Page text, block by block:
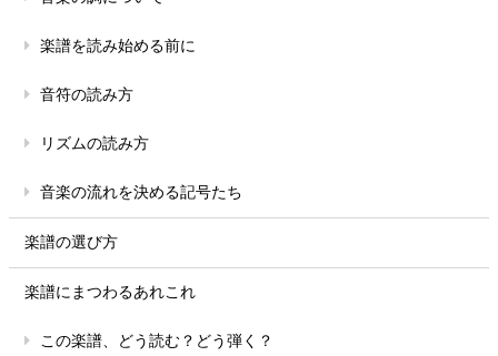
楽譜を読み始める前に
音符の読み方
リズムの読み方
音楽の流れを決める記号たち
楽譜の選び方
楽譜にまつわるあれこれ
この楽譜、どう読む？どう弾く？